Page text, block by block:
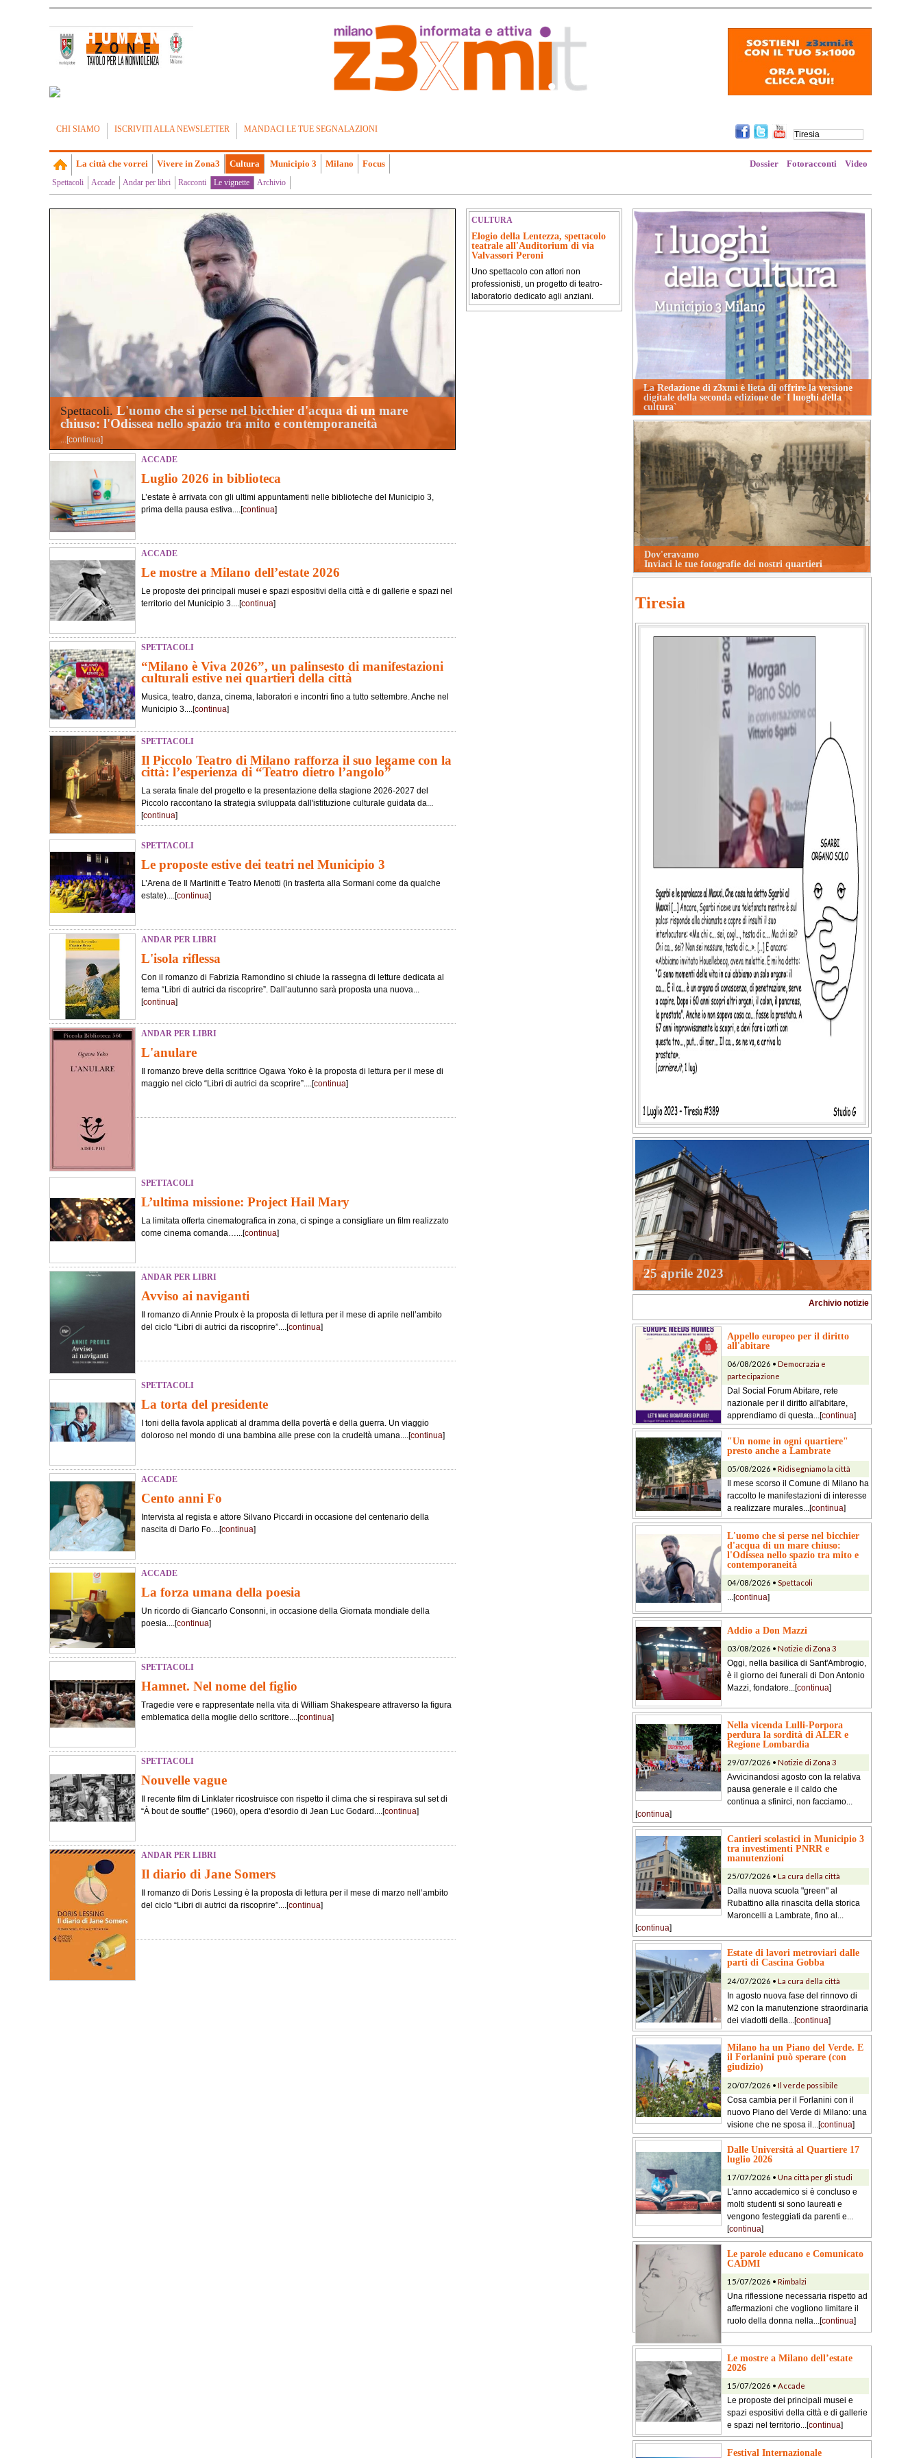
CHI SIAMO ISCRIVITI ALLA NEWSLETTER MANDACI LE TUE SEGNALAZIONI
La città che vorrei Vivere in Zona3 Cultura Municipio 3 Milano Focus Dossier Fotoracconti Video
Spettacoli Accade Andar per libri Racconti Le vignette Archivio
Spettacoli. L'uomo che si perse nel bicchier d'acqua di un mare
chiuso: l'Odissea nello spazio tra mito e contemporaneità
...[continua]
ACCADE
Luglio 2026 in biblioteca
L’estate è arrivata con gli ultimi appuntamenti nelle biblioteche del Municipio 3,
prima della pausa estiva....[continua]
ACCADE
Le mostre a Milano dell’estate 2026
Le proposte dei principali musei e spazi espositivi della città e di gallerie e spazi nel
territorio del Municipio 3....[continua]
SPETTACOLI
“Milano è Viva 2026”, un palinsesto di manifestazioni
culturali estive nei quartieri della città
Musica, teatro, danza, cinema, laboratori e incontri fino a tutto settembre. Anche nel
Municipio 3....[continua]
SPETTACOLI
Il Piccolo Teatro di Milano rafforza il suo legame con la
città: l’esperienza di “Teatro dietro l’angolo”
La serata finale del progetto e la presentazione della stagione 2026-2027 del
Piccolo raccontano la strategia sviluppata dall'istituzione culturale guidata da...
[continua]
SPETTACOLI
Le proposte estive dei teatri nel Municipio 3
L’Arena de Il Martinitt e Teatro Menotti (in trasferta alla Sormani come da qualche
estate)....[continua]
ANDAR PER LIBRI
L'isola riflessa
Con il romanzo di Fabrizia Ramondino si chiude la rassegna di letture dedicata al
tema “Libri di autrici da riscoprire”. Dall’autunno sarà proposta una nuova...
[continua]
ANDAR PER LIBRI
L'anulare
Il romanzo breve della scrittrice Ogawa Yoko è la proposta di lettura per il mese di
maggio nel ciclo “Libri di autrici da scoprire”....[continua]
SPETTACOLI
L’ultima missione: Project Hail Mary
La limitata offerta cinematografica in zona, ci spinge a consigliare un film realizzato
come cinema comanda…...[continua]
ANDAR PER LIBRI
Avviso ai naviganti
Il romanzo di Annie Proulx è la proposta di lettura per il mese di aprile nell’ambito
del ciclo “Libri di autrici da riscoprire”....[continua]
SPETTACOLI
La torta del presidente
I toni della favola applicati al dramma della povertà e della guerra. Un viaggio
doloroso nel mondo di una bambina alle prese con la crudeltà umana....[continua]
ACCADE
Cento anni Fo
Intervista al regista e attore Silvano Piccardi in occasione del centenario della
nascita di Dario Fo....[continua]
ACCADE
La forza umana della poesia
Un ricordo di Giancarlo Consonni, in occasione della Giornata mondiale della
poesia....[continua]
SPETTACOLI
Hamnet. Nel nome del figlio
Tragedie vere e rappresentate nella vita di William Shakespeare attraverso la figura
emblematica della moglie dello scrittore....[continua]
SPETTACOLI
Nouvelle vague
Il recente film di Linklater ricostruisce con rispetto il clima che si respirava sul set di
“À bout de souffle” (1960), opera d’esordio di Jean Luc Godard....[continua]
ANDAR PER LIBRI
Il diario di Jane Somers
Il romanzo di Doris Lessing è la proposta di lettura per il mese di marzo nell’ambito
del ciclo “Libri di autrici da riscoprire”....[continua]
CULTURA
Elogio della Lentezza, spettacolo
teatrale all'Auditorium di via
Valvassori Peroni
Uno spettacolo con attori non
professionisti, un progetto di teatro-
laboratorio dedicato agli anziani.
La Redazione di z3xmi è lieta di offrire la versione
digitale della seconda edizione de `I luoghi della
cultura`
Dov'eravamo
Inviaci le tue fotografie dei nostri quartieri
Tiresia
25 aprile 2023
Archivio notizie
Appello europeo per il diritto
all'abitare
06/08/2026 • Democrazia e
partecipazione
Dal Social Forum Abitare, rete
nazionale per il diritto all'abitare,
apprendiamo di questa...[continua]
"Un nome in ogni quartiere"
presto anche a Lambrate
05/08/2026 • Ridisegniamo la città
Il mese scorso il Comune di Milano ha
raccolto le manifestazioni di interesse
a realizzare murales...[continua]
L'uomo che si perse nel bicchier
d'acqua di un mare chiuso:
l'Odissea nello spazio tra mito e
contemporaneità
04/08/2026 • Spettacoli
...[continua]
Addio a Don Mazzi
03/08/2026 • Notizie di Zona 3
Oggi, nella basilica di Sant'Ambrogio,
è il giorno dei funerali di Don Antonio
Mazzi, fondatore...[continua]
Nella vicenda Lulli-Porpora
perdura la sordità di ALER e
Regione Lombardia
29/07/2026 • Notizie di Zona 3
Avvicinandosi agosto con la relativa
pausa generale e il caldo che
continua a sfinirci, non facciamo...
[continua]
Cantieri scolastici in Municipio 3
tra investimenti PNRR e
manutenzioni
25/07/2026 • La cura della città
Dalla nuova scuola "green" al
Rubattino alla rinascita della storica
Maroncelli a Lambrate, fino al...
[continua]
Estate di lavori metroviari dalle
parti di Cascina Gobba
24/07/2026 • La cura della città
In agosto nuova fase del rinnovo di
M2 con la manutenzione straordinaria
dei viadotti della...[continua]
Milano ha un Piano del Verde. E
il Forlanini può sperare (con
giudizio)
20/07/2026 • Il verde possibile
Cosa cambia per il Forlanini con il
nuovo Piano del Verde di Milano: una
visione che ne sposa il...[continua]
Dalle Università al Quartiere 17
luglio 2026
17/07/2026 • Una città per gli studi
L'anno accademico si è concluso e
molti studenti si sono laureati e
vengono festeggiati da parenti e...
[continua]
Le parole educano e Comunicato
CADMI
15/07/2026 • Rimbalzi
Una riflessione necessaria rispetto ad
affermazioni che vogliono limitare il
ruolo della donna nella...[continua]
Le mostre a Milano dell’estate
2026
15/07/2026 • Accade
Le proposte dei principali musei e
spazi espositivi della città e di gallerie
e spazi nel territorio...[continua]
Festival Internazionale